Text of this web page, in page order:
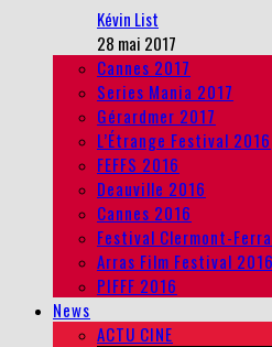
Kévin List
28 mai 2017
Cannes 2017
Series Mania 2017
Gérardmer 2017
L’Étrange Festival 2016
FEFFS 2016
Deauville 2016
Cannes 2016
Festival Clermont-
Arras Film Festival 2016
PIFFF 2016
News
ACTU CINE